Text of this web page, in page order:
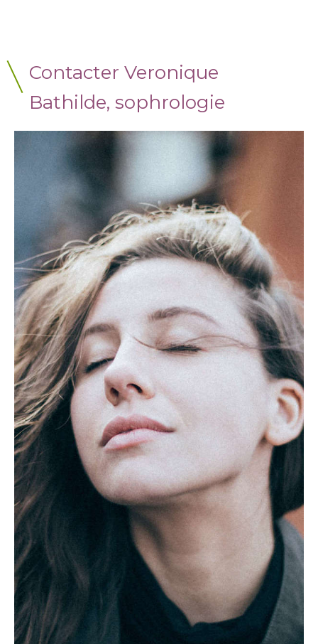
Contacter Veronique
Bathilde, sophrologie